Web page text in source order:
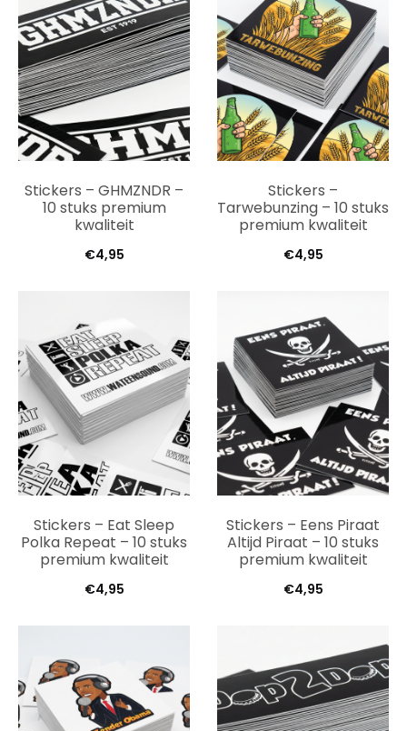
Stickers – GHMZNDR –
10 stuks premium
kwaliteit
€4,95
Stickers –
Tarwebunzing – 10 stuks
premium kwaliteit
€4,95
Stickers – Eat Sleep
Polka Repeat – 10 stuks
premium kwaliteit
€4,95
Stickers – Eens Piraat
Altijd Piraat – 10 stuks
premium kwaliteit
€4,95